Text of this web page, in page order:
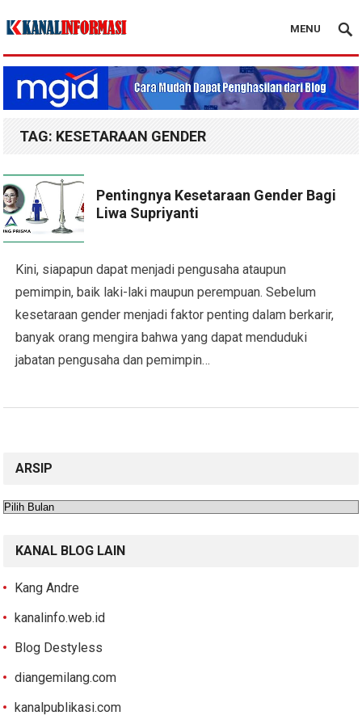
Blog Kanal Info
MENU
TAG: KESETARAAN GENDER
Pentingnya Kesetaraan Gender Bagi
Liwa Supriyanti
Kini, siapapun dapat menjadi pengusaha ataupun
pemimpin, baik laki-laki maupun perempuan. Sebelum
kesetaraan gender menjadi faktor penting dalam berkarir,
banyak orang mengira bahwa yang dapat menduduki
jabatan pengusaha dan pemimpin…
ARSIP
Arsip
KANAL BLOG LAIN
Kang Andre
kanalinfo.web.id
Blog Destyless
diangemilang.com
kanalpublikasi.com